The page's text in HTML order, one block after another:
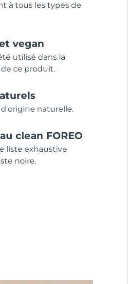
à tous les types de
vegan
utilisé dans la
ce produit.
naturelle.
clean FOREO
liste exhaustive
noire.